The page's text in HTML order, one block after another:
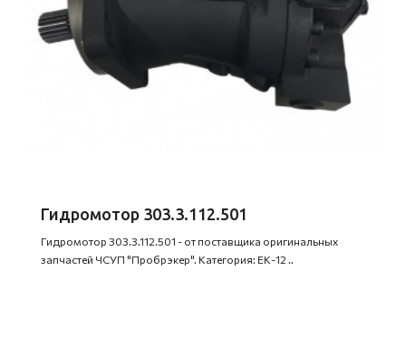
Гидромотор 303.3.112.501
Гидромотор 303.3.112.501 - от поставщика оригинальных
запчастей ЧСУП "Пробрэкер". Категория: ЕК-12 ..